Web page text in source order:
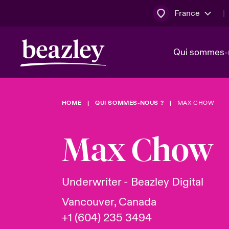
France
Qui
Qui sommes-nous ?
Conseil
Nous
Dernières Actualités
Lumière
Espace assurés
Client Cyber
HOME QUI SOMMES-NOUS ? MAX CHOW
Max Chow
Underwriter - Beazley Digital
Vancouver, Canada
+1 (604) 235 3494